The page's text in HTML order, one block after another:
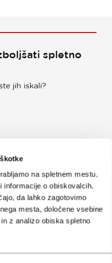
na spletnem mestu,
informacije o obiskovalcih.
da lahko zagotovimo
mesta, določene vsebine
z analizo obiska spletno
spletno
jih iskali?
e-novice
na: